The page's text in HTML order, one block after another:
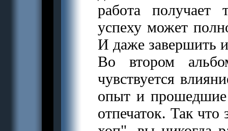
работа получает
успеху может
И даже завершить
Во втором
чувствуется
опыт и прошедшие
отпечаток. Так